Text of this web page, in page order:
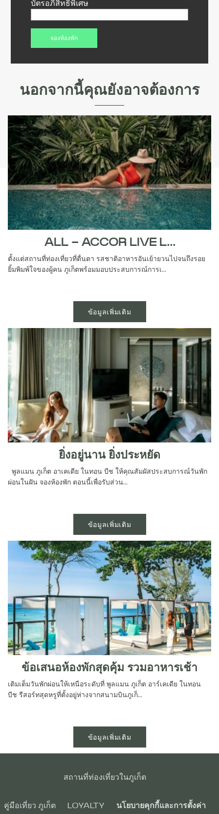
บัตรอภิสิทธิ์พิเศษ
นอกจากนี้คุณยังอาจต้องการ
ALL - ACCOR LIVE L...
ตั้งแต่สถานที่ท่องเที่ยวที่ตื่นตา รสชาติอาหารอันเย้ายวนไปจนถึงรอย
ยิ้มพิมพ์ใจของผู้คน ภูเก็ตพร้อมมอบประสบการณ์การเ...
ข้อมูลเพิ่มเติม
ยิ่งอยู่นาน ยิ่งประหยัด
พูลแมน ภูเก็ต อาเคเดีย ในทอน บีช ให้คุณสัมผัสประสบการณ์วันพัก
ผ่อนในฝัน จองห้องพัก ตอนนี้เพื่อรับส่วน...
ข้อมูลเพิ่มเติม
ข้อเสนอห้องพักสุดคุ้ม รวมอาหารเช้า
เติมเต็มวันพักผ่อนให้เหนือระดับที่ พูลแมน ภูเก็ต อาร์เคเดีย ในทอน
บีช รีสอร์ทสุดหรูที่ตั้งอยู่ห่างจากสนามบินภูเก็...
ข้อมูลเพิ่มเติม
สถานที่ท่องเที่ยวในภูเก็ต
คู่มือเที่ยว ภูเก็ต LOYALTY นโยบายคุกกี้และการตั้งค่า